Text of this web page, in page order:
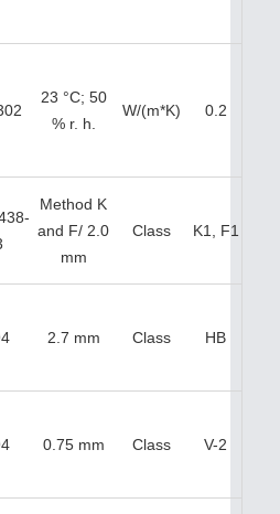
23 °C; 50
% r. h.
W/(m*K) 0.2
Method K
and F/ 2.0
mm
Class K1, F1
2.7 mm Class HB
0.75 mm Class V-2